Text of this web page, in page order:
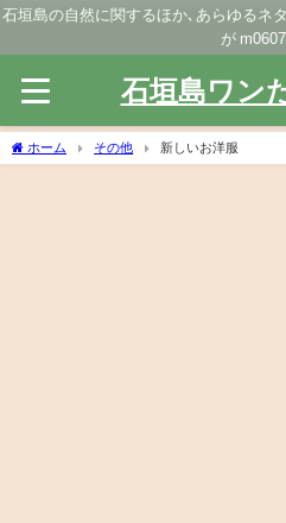
石垣島の自然に関するほか､あらゆるネ
が
石垣島ワン
ホーム その他 新しいお洋服